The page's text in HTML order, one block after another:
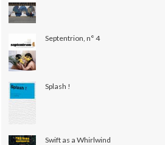
Septentrion, n° 4
Splash !
Swift as a Whirlwind